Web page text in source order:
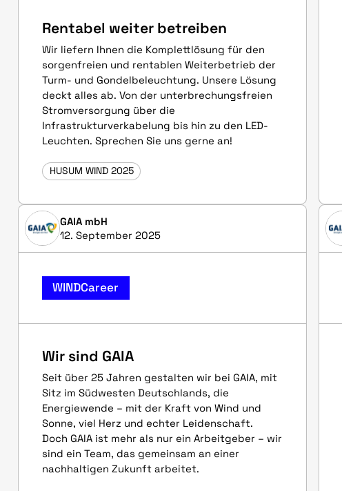
Rentabel weiter betreiben
Wir liefern Ihnen die Komplettlösung für den
sorgenfreien und rentablen Weiterbetrieb der
Turm- und Gondelbeleuchtung. Unsere Lösung
deckt alles ab. Von der unterbrechungsfreien
Stromversorgung über die
Infrastrukturverkabelung bis hin zu den LED-
Leuchten. Sprechen Sie uns gerne an!
HUSUM WIND 2025
GAIA mbH
12. September 2025
WINDCareer
Wir sind GAIA
Seit über 25 Jahren gestalten wir bei GAIA, mit
Sitz im Südwesten Deutschlands, die
Energiewende – mit der Kraft von Wind und
Sonne, viel Herz und echter Leidenschaft.
Doch GAIA ist mehr als nur ein Arbeitgeber – wir
sind ein Team, das gemeinsam an einer
nachhaltigen Zukunft arbeitet.